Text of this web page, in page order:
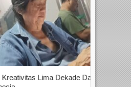
Lima Dekade Dalam